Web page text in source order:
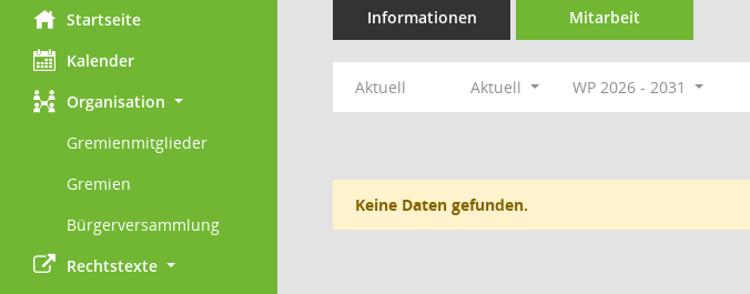
Startseite
Kalender
Organisation
Gremienmitglieder
Gremien
Bürgerversammlung
Rechtstexte
Informationen Mitarbeit
Aktuell Aktuell WP 2026 - 2031
Keine Daten gefunden.